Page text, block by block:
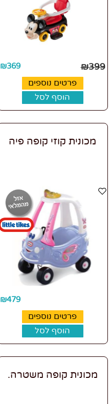
₪399
₪369
פרטים נוספים
הוסף לסל
מכונית קוזי קופה פיה
₪479
פרטים נוספים
הוסף לסל
מכונית קופה משטרה.